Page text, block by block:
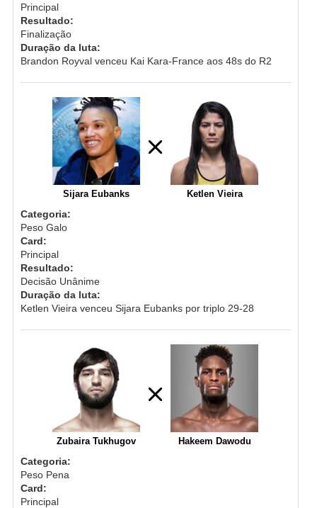
Principal
Resultado:
Finalização
Duração da luta:
Brandon Royval venceu Kai Kara-France aos 48s do R2
Sijara Eubanks Ketlen Vieira
Categoria:
Peso Galo
Card:
Principal
Resultado:
Decisão Unânime
Duração da luta:
Ketlen Vieira venceu Sijara Eubanks por triplo 29-28
Zubaira Tukhugov Hakeem Dawodu
Categoria:
Peso Pena
Card:
Principal